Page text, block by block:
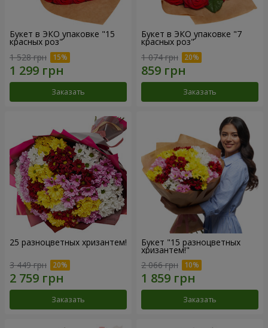
Букет в ЭКО упаковке "15
красных роз"
1 528 грн
Заказать
Букет в ЭКО упаковке "7
красных роз"
1 074 грн
Заказать
25 разноцветных хризантем!
3 449 грн
Заказать
Букет "15 разноцветных
хризантем!"
2 066 грн
Заказать